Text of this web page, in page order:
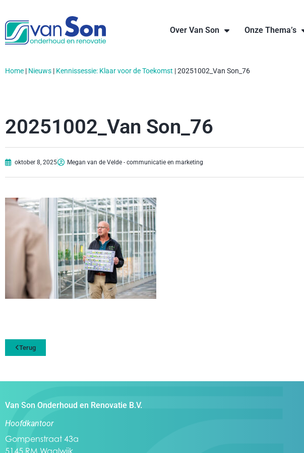
Over Van Son Onze Thema’s
Home | Nieuws | Kennissessie: Klaar voor de Toekomst |20251002_Van Son_76
20251002_Van Son_76
oktober 8, 2025 Megan van de Velde - communicatie en marketing
Terug
Van Son Onderhoud en Renovatie B.V.
Hoofdkantoor
Gompenstraat 43a